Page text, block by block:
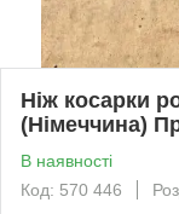
Ніж косарки
(Німеччина)
В наявності
Код: 570 446